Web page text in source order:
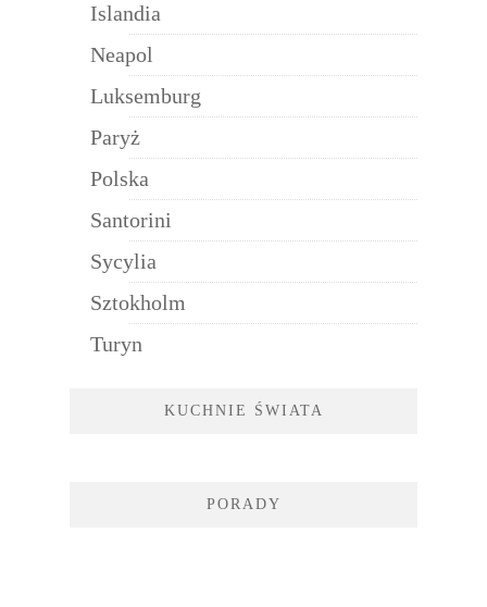
Islandia
Neapol
Luksemburg
Paryż
Polska
Santorini
Sycylia
Sztokholm
Turyn
KUCHNIE ŚWIATA
PORADY